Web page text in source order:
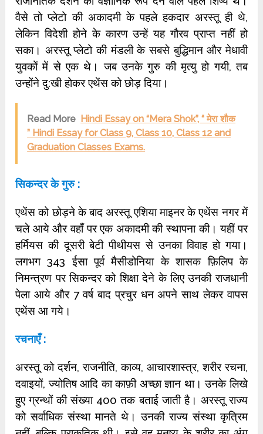
वैसे तो प्लेटो की अकादमी के पहले हकदार अरस्तू ही थे,
लेकिन विदेशी होने के कारण उन्हें यह गौरव प्राप्त नहीं हो
सका। अरस्तू प्लेटो की मंडली के सबसे बुद्धिमान और मेधावी
युवकों में से एक थे। जब उनके गुरु की मृत्यु हो गयी, तब
उन्होंने दु:खी होकर एथेंस को छोड़ दिया।
Read More Hindi Essay on “Mera Shok”, “ मेरा शौक
” Hindi Essay for Class 9, Class 10, Class 12 and
Graduation Classes Exams.
सिकन्दर के गुरु :
एथेंस को छोड़ने के बाद अरस्तू एशिया माइनर के एथेंस नगर में
चले आये और वहाँ पर एक अकादमी की स्थापना की। यहीं पर
हर्मियस की दूसरी बेटी पीथीयस से उनका विवाह हो गया।
लगभग 343 ईसा पूर्व मैसीडोनिया के शासक फ़िलिप के
निमन्त्रण पर सिकन्दर को शिक्षा देने के लिए उनकी राजधानी
पेला आये और 7 वर्ष बाद प्रचुर धन अपने साथ लेकर वापस
एथेंस आ गये।
रचनाएँ :
अरस्तू को दर्शन, राजनीति, काव्य, आचारशास्त्र, शरीर रचना,
दवाइयों, ज्योतिष आदि का काफ़ी अच्छा ज्ञान था। उनके लिखे
हुए ग्रन्थों की संख्या 400 तक बताई जाती है। अरस्तू राज्य
को सर्वाधिक संस्था मानते थे। उनकी राज्य संस्था कृत्रिम